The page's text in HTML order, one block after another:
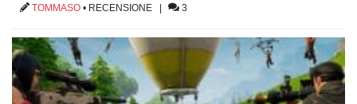
TOMMASO • RECENSIONE 3